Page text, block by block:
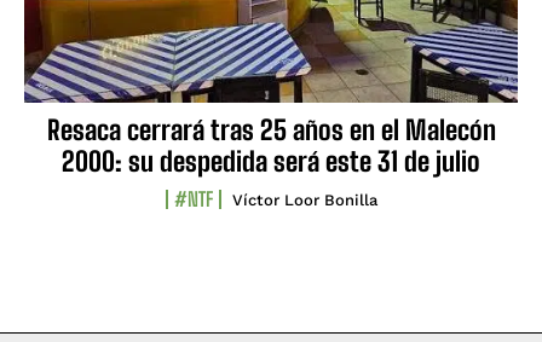
Resaca cerrará tras 25 años en el Malecón
2000: su despedida será este 31 de julio
#NTF Víctor Loor Bonilla